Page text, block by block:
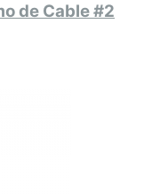
de Cable #2